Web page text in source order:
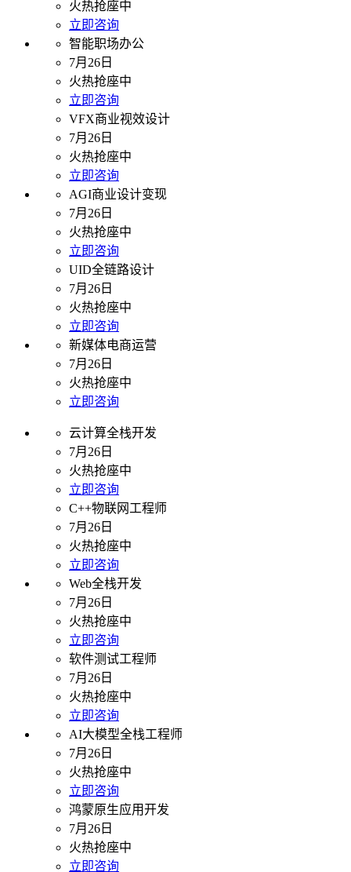
火热抢座中
立即咨询
智能职场办公
7月26日
火热抢座中
立即咨询
VFX商业视效设计
7月26日
火热抢座中
立即咨询
AGI商业设计变现
7月26日
火热抢座中
立即咨询
UID全链路设计
7月26日
火热抢座中
立即咨询
新媒体电商运营
7月26日
火热抢座中
立即咨询
云计算全栈开发
7月26日
火热抢座中
立即咨询
C++物联网工程师
7月26日
火热抢座中
立即咨询
Web全栈开发
7月26日
火热抢座中
立即咨询
软件测试工程师
7月26日
火热抢座中
立即咨询
AI大模型全栈工程师
7月26日
火热抢座中
立即咨询
鸿蒙原生应用开发
7月26日
火热抢座中
立即咨询